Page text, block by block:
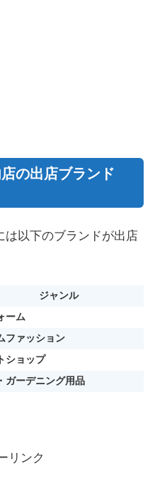
の出店ブランド
は以下のブランドが出店
ジャンル
ーム
ファッション
ショップ
ガーデニング用品
リンク